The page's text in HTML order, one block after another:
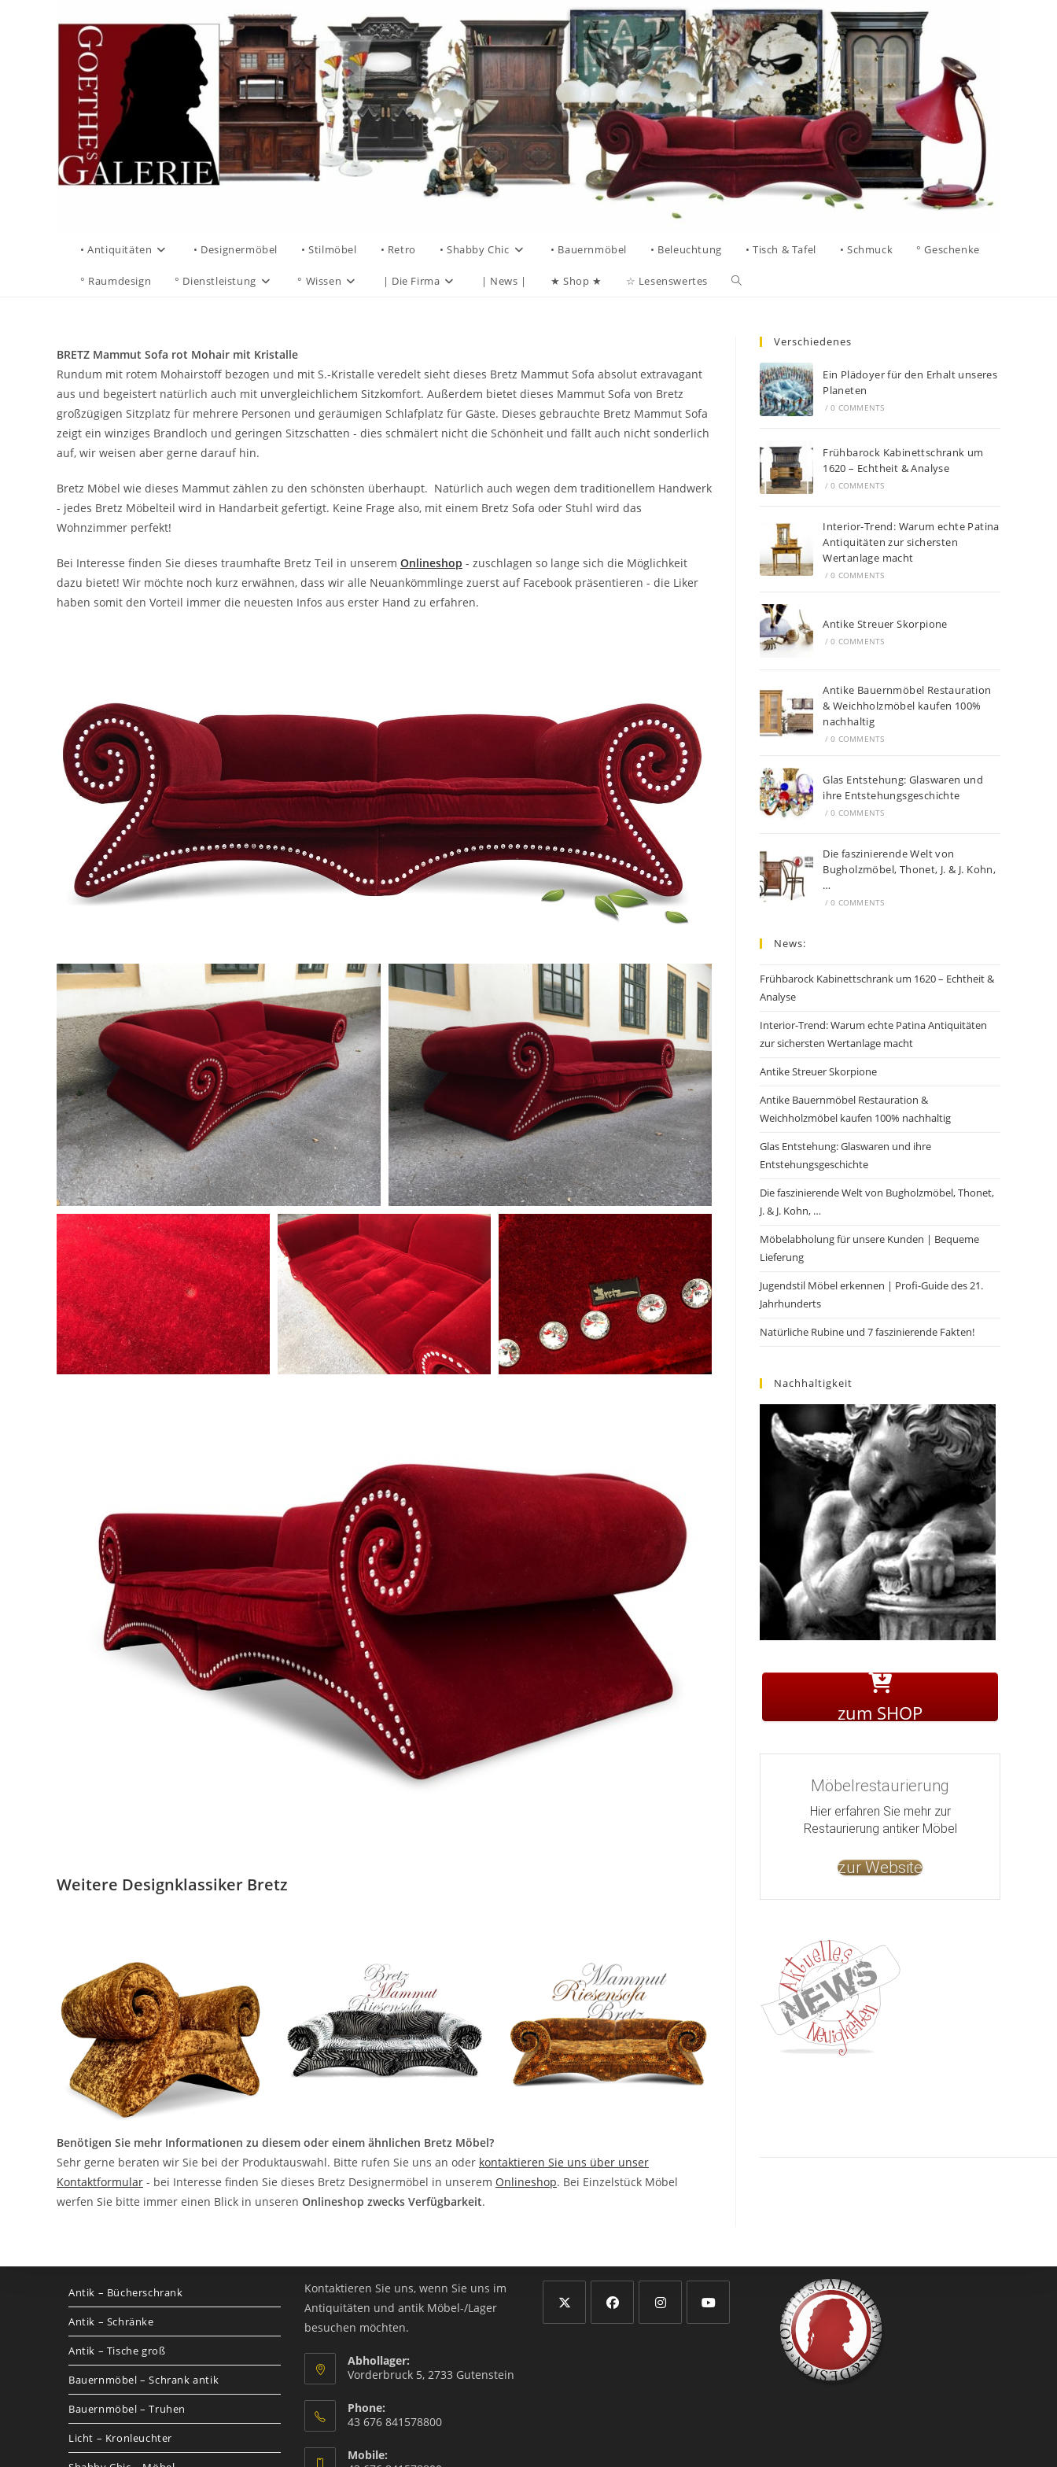
• Antiquitäten • Designermöbel • Stilmöbel • Retro • Shabby Chic • Bauernmöbel • Beleuchtung • Tisch & Tafel • Schmuck ° Geschenke
° Raumdesign ° Dienstleistung ° Wissen | Die Firma | News | ★ Shop ★ ☆ Lesenswertes
BRETZ Mammut Sofa rot Mohair mit Kristalle
Rundum mit rotem Mohairstoff bezogen und mit S.-Kristalle veredelt sieht dieses Bretz Mammut Sofa absolut extravagant
aus und begeistert natürlich auch mit unvergleichlichem Sitzkomfort. Außerdem bietet dieses Mammut Sofa von Bretz
großzügigen Sitzplatz für mehrere Personen und geräumigen Schlafplatz für Gäste. Dieses gebrauchte Bretz Mammut Sofa
zeigt ein winziges Brandloch und geringen Sitzschatten - dies schmälert nicht die Schönheit und fällt auch nicht sonderlich
auf, wir weisen aber gerne darauf hin.
Bretz Möbel wie dieses Mammut zählen zu den schönsten überhaupt. Natürlich auch wegen dem traditionellem Handwerk
- jedes Bretz Möbelteil wird in Handarbeit gefertigt. Keine Frage also, mit einem Bretz Sofa oder Stuhl wird das
Wohnzimmer perfekt!
Bei Interesse finden Sie dieses traumhafte Bretz Teil in unserem Onlineshop - zuschlagen so lange sich die Möglichkeit
dazu bietet! Wir möchte noch kurz erwähnen, dass wir alle Neuankömmlinge zuerst auf Facebook präsentieren - die Liker
haben somit den Vorteil immer die neuesten Infos aus erster Hand zu erfahren.
Weitere Designklassiker Bretz
Benötigen Sie mehr Informationen zu diesem oder einem ähnlichen Bretz Möbel?
Sehr gerne beraten wir Sie bei der Produktauswahl. Bitte rufen Sie uns an oder kontaktieren Sie uns über unser
Kontaktformular - bei Interesse finden Sie dieses Bretz Designermöbel in unserem Onlineshop. Bei Einzelstück Möbel
werfen Sie bitte immer einen Blick in unseren Onlineshop zwecks Verfügbarkeit.
Verschiedenes
Ein Plädoyer für den Erhalt unseres
Planeten
/ 0 COMMENTS
Frühbarock Kabinettschrank um
1620 – Echtheit & Analyse
/ 0 COMMENTS
Interior-Trend: Warum echte Patina
Antiquitäten zur sichersten
Wertanlage macht
/ 0 COMMENTS
Antike Streuer Skorpione
/ 0 COMMENTS
Antike Bauernmöbel Restauration
& Weichholzmöbel kaufen 100%
nachhaltig
/ 0 COMMENTS
Glas Entstehung: Glaswaren und
ihre Entstehungsgeschichte
/ 0 COMMENTS
Die faszinierende Welt von
Bugholzmöbel, Thonet, J. & J. Kohn,
…
/ 0 COMMENTS
News:
Frühbarock Kabinettschrank um 1620 – Echtheit &
Analyse
Interior-Trend: Warum echte Patina Antiquitäten
zur sichersten Wertanlage macht
Antike Streuer Skorpione
Antike Bauernmöbel Restauration &
Weichholzmöbel kaufen 100% nachhaltig
Glas Entstehung: Glaswaren und ihre
Entstehungsgeschichte
Die faszinierende Welt von Bugholzmöbel, Thonet,
J. & J. Kohn, …
Möbelabholung für unsere Kunden | Bequeme
Lieferung
Jugendstil Möbel erkennen | Profi-Guide des 21.
Jahrhunderts
Natürliche Rubine und 7 faszinierende Fakten!
Nachhaltigkeit
zum SHOP
Möbelrestaurierung
Hier erfahren Sie mehr zur
Restaurierung antiker Möbel
zur Website
Antik – Bücherschrank
Antik – Schränke
Antik – Tische groß
Bauernmöbel – Schrank antik
Bauernmöbel – Truhen
Licht – Kronleuchter
Kontaktieren Sie uns, wenn Sie uns im
Antiquitäten und antik Möbel-/Lager
besuchen möchten.
Abhollager:
Vorderbruck 5, 2733 Gutenstein
Phone:
43 676 841578800
Mobile: